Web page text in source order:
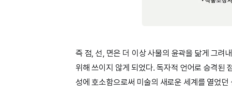
즉 점, 선, 면은 더 이상 사물의 윤곽을 닮게 그려
위해 쓰이지 않게 되었다. 독자적 언어로 승격된
성에 호소함으로써 미술의 새로운 세계를 열었던